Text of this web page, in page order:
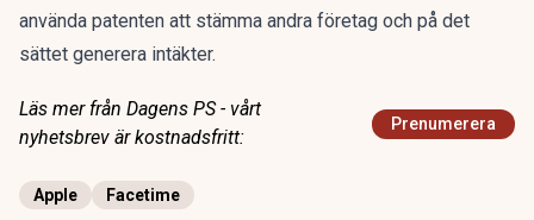
använda patenten att stämma andra företag och på det
sättet generera intäkter.
Läs mer från Dagens PS - vårt
nyhetsbrev är kostnadsfritt:
Prenumerera
Apple Facetime